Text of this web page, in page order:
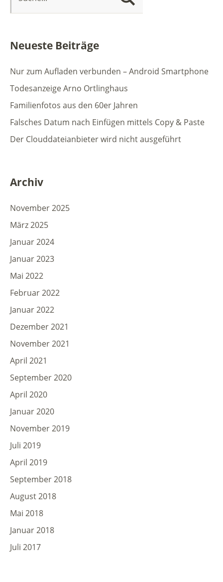
Neueste Beiträge
Nur zum Aufladen verbunden – Android Smartphone
Todesanzeige Arno Ortlinghaus
Familienfotos aus den 60er Jahren
Falsches Datum nach Einfügen mittels Copy & Paste
Der Clouddateianbieter wird nicht ausgeführt
Archiv
November 2025
März 2025
Januar 2024
Januar 2023
Mai 2022
Februar 2022
Januar 2022
Dezember 2021
November 2021
April 2021
September 2020
April 2020
Januar 2020
November 2019
Juli 2019
April 2019
September 2018
August 2018
Mai 2018
Januar 2018
Juli 2017